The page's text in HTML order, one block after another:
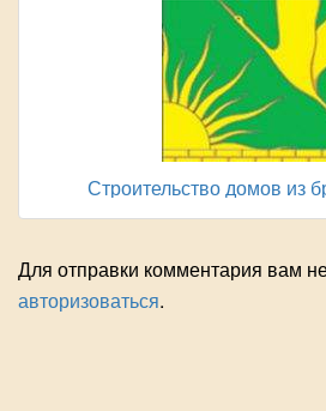
Строительство домов из
Для отправки комментария вам
авторизоваться.